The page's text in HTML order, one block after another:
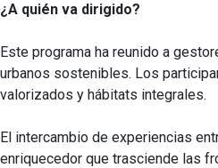
¿A quién va dirigido?
Este programa ha reunido a
urbanos sostenibles. Los
valorizados y hábitats integrales.
El intercambio de experiencias
enriquecedor que trasciende las